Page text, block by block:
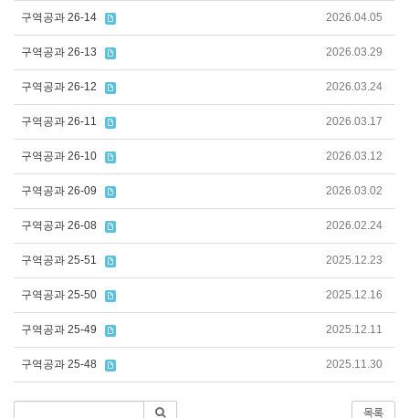
구역공과 26-14 2026.04.05
구역공과 26-13 2026.03.29
구역공과 26-12 2026.03.24
구역공과 26-11 2026.03.17
구역공과 26-10 2026.03.12
구역공과 26-09 2026.03.02
구역공과 26-08 2026.02.24
구역공과 25-51 2025.12.23
구역공과 25-50 2025.12.16
구역공과 25-49 2025.12.11
구역공과 25-48 2025.11.30
목록